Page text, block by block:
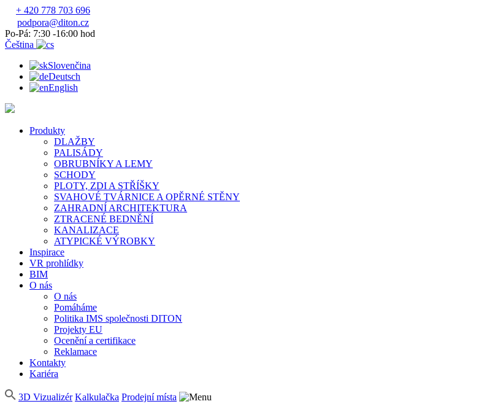
+ 420 778 703 696
podpora@diton.cz
Po-Pá: 7:30 -16:00 hod
Čeština
Slovenčina
Deutsch
English
Produkty
DLAŽBY
PALISÁDY
OBRUBNÍKY A LEMY
SCHODY
PLOTY, ZDI A STŘÍŠKY
SVAHOVÉ TVÁRNICE A OPĚRNÉ STĚNY
ZAHRADNÍ ARCHITEKTURA
ZTRACENÉ BEDNĚNÍ
KANALIZACE
ATYPICKÉ VÝROBKY
Inspirace
VR prohlídky
BIM
O nás
O nás
Pomáháme
Politika IMS společnosti DITON
Projekty EU
Ocenění a certifikace
Reklamace
Kontakty
Kariéra
3D Vizualizér Kalkulačka Prodejní místa